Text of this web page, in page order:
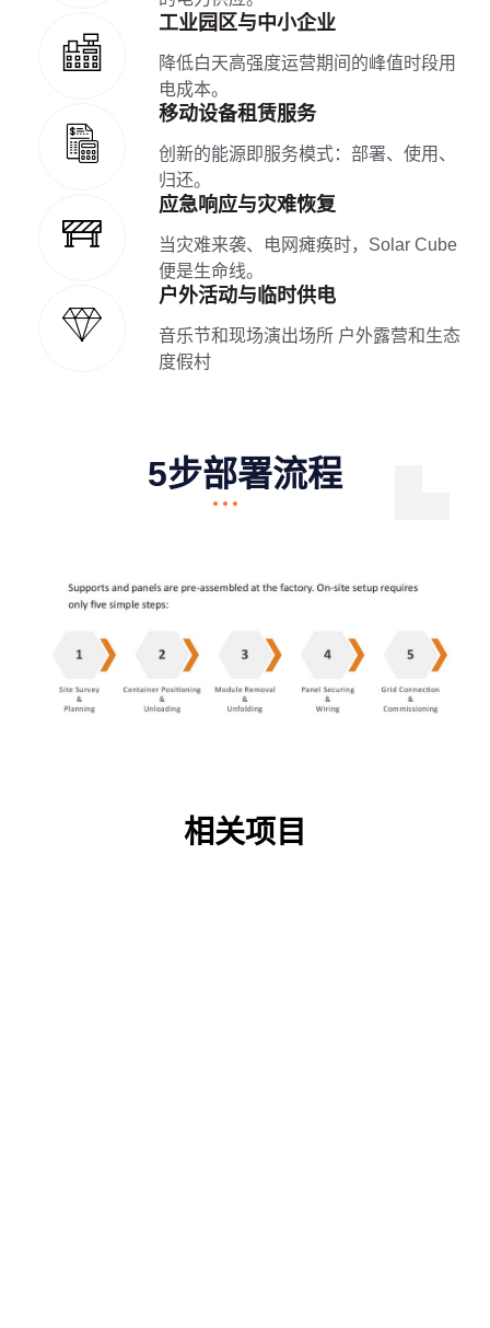
工业园区与中小企业
降低白天高强度运营期间的峰值时段用
电成本。
移动设备租赁服务
创新的能源即服务模式：部署、使用、
归还。
应急响应与灾难恢复
当灾难来袭、电网瘫痪时，Solar Cube
便是生命线。
户外活动与临时供电
音乐节和现场演出场所 户外露营和生态
度假村
5步部署流程
相关项目